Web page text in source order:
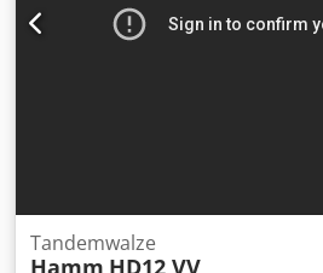
unterstützen Sie gerne auf
Französisch, Deutsch, Spanisch und
Tandemwalze
Hamm HD12 VV